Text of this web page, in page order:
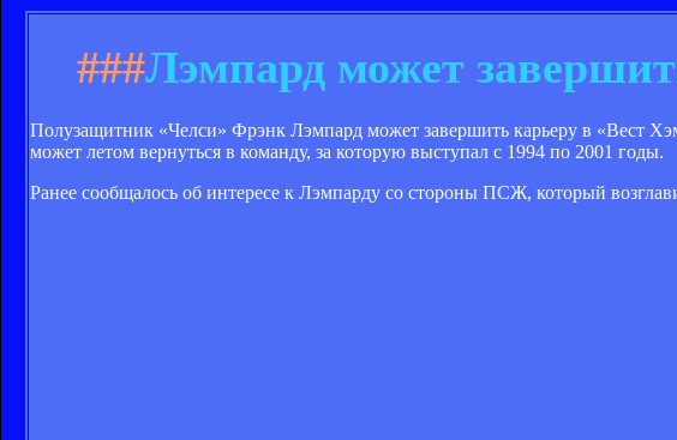
###Лэмпард может
Полузащитник «Челси» Фрэнк Лэмпард может завершить карьеру в «Вест
может летом вернуться в команду, за которую выступал с 1994 по 2001 годы.
Ранее сообщалось об интересе к Лэмпарду со стороны ПСЖ, который